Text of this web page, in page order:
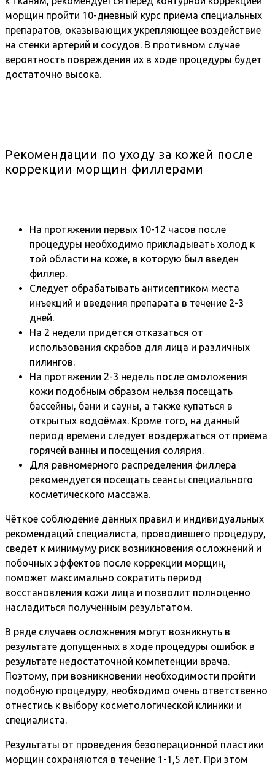
морщин пройти 10-дневный курс приёма специальных
препаратов, оказывающих укрепляющее воздействие
на стенки артерий и сосудов. В противном случае
вероятность повреждения их в ходе процедуры будет
достаточно высока.
Рекомендации по уходу за кожей после
коррекции морщин филлерами
На протяжении первых 10-12 часов после
процедуры необходимо прикладывать холод к
той области на коже, в которую был введен
филлер.
Следует обрабатывать антисептиком места
инъекций и введения препарата в течение 2-3
дней.
На 2 недели придётся отказаться от
использования скрабов для лица и различных
пилингов.
На протяжении 2-3 недель после омоложения
кожи подобным образом нельзя посещать
бассейны, бани и сауны, а также купаться в
открытых водоёмах. Кроме того, на данный
период времени следует воздержаться от приёма
горячей ванны и посещения солярия.
Для равномерного распределения филлера
рекомендуется посещать сеансы специального
косметического массажа.
Чёткое соблюдение данных правил и индивидуальных
рекомендаций специалиста, проводившего процедуру,
сведёт к минимуму риск возникновения осложнений и
побочных эффектов после коррекции морщин,
поможет максимально сократить период
восстановления кожи лица и позволит полноценно
насладиться полученным результатом.
В ряде случаев осложнения могут возникнуть в
результате допущенных в ходе процедуры ошибок в
результате недостаточной компетенции врача.
Поэтому, при возникновении необходимости пройти
подобную процедуру, необходимо очень ответственно
отнестись к выбору косметологической клиники и
специалиста.
Результаты от проведения безоперационной пластики
морщин сохраняются в течение 1-1,5 лет. При этом